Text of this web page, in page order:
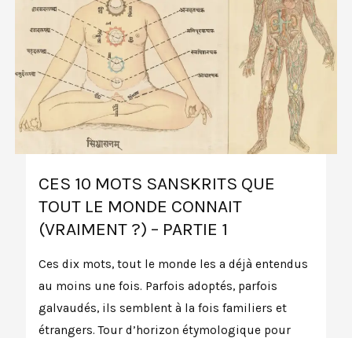
CES 10 MOTS SANSKRITS QUE
TOUT LE MONDE CONNAIT
(VRAIMENT ?) – PARTIE 1
Ces dix mots, tout le monde les a déjà entendus
au moins une fois. Parfois adoptés, parfois
galvaudés, ils semblent à la fois familiers et
étrangers. Tour d’horizon étymologique pour